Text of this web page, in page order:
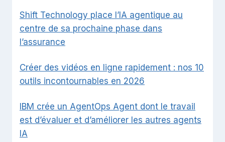
Shift Technology place l’IA agentique au
centre de sa prochaine phase dans
l’assurance
Créer des vidéos en ligne rapidement : nos 10
outils incontournables en 2026
IBM crée un AgentOps Agent dont le travail
est d’évaluer et d’améliorer les autres agents
IA